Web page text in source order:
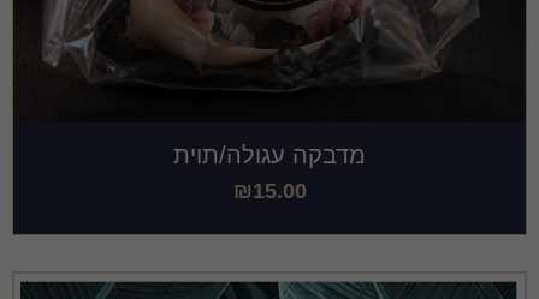
מדבקה עגולה/תוית
₪15.00